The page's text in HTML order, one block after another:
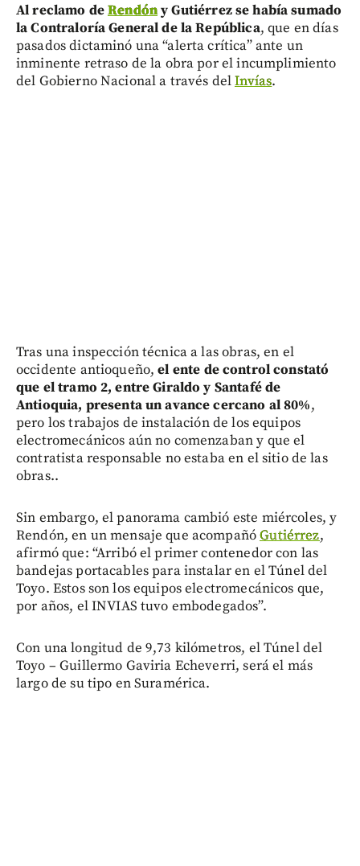
Al reclamo deRendóny Gutiérrez se había sumado
la Contraloría General de la República, que en días
pasados dictaminó una “alerta crítica” ante un
inminente retraso de la obra por el incumplimiento
del Gobierno Nacional a través delInvías.
Tras una inspección técnica a las obras, en el
occidente antioqueño,el ente de control constató
que el tramo 2, entre Giraldo y Santafé de
Antioquia, presenta un avance cercano al 80%,
pero los trabajos de instalación de los equipos
electromecánicos aún no comenzaban y que el
contratista responsable no estaba en el sitio de las
obras..
Sin embargo, el panorama cambió este miércoles, y
Rendón, en un mensaje que acompañóGutiérrez,
afirmó que: “Arribó el primer contenedor con las
bandejas portacables para instalar en el Túnel del
Toyo. Estos son los equipos electromecánicos que,
por años, el INVIAS tuvo embodegados”.
Con una longitud de 9,73 kilómetros, el Túnel del
Toyo – Guillermo Gaviria Echeverri, será el más
largo de su tipo en Suramérica.